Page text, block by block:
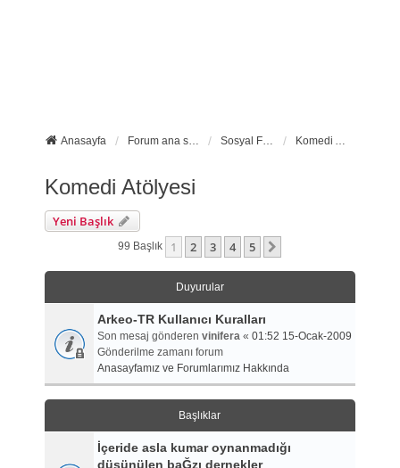
Anasayfa Forum ana sayfa Sosyal Forumlarımız Komedi Atölyesi
Komedi Atölyesi
Yeni Başlık
99 Başlık 1 2 3 4 5
Duyurular
Arkeo-TR Kullanıcı Kuralları
Son mesaj gönderen vinifera« 01:52 15-Ocak-2009
Gönderilme zamanı forum
Anasayfamız ve Forumlarımız Hakkında
Başlıklar
İçeride asla kumar oynanmadığı
düşünülen baĞzı dernekler